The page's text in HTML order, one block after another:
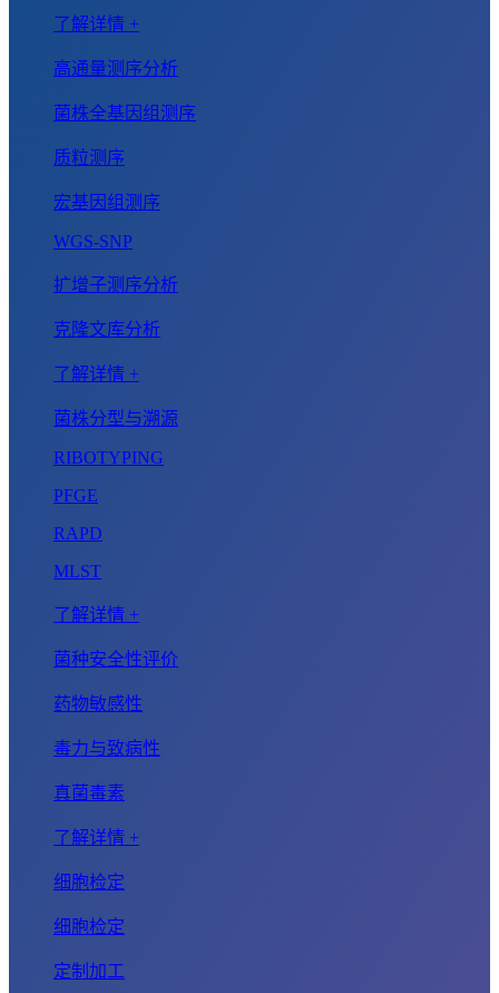
了解详情 +
高通量测序分析
菌株全基因组测序
质粒测序
宏基因组测序
WGS-SNP
扩增子测序分析
克隆文库分析
了解详情 +
菌株分型与溯源
RIBOTYPING
PFGE
RAPD
MLST
了解详情 +
菌种安全性评价
药物敏感性
毒力与致病性
真菌毒素
了解详情 +
细胞检定
细胞检定
定制加工